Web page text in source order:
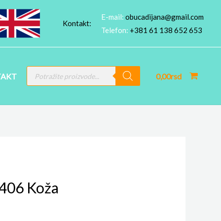
Kontakt:
E-mail: obucadijana@gmail.com
Telefon: +381 61 138 652 653
PRODUCTS
SEARCH
0,00rsd
Koža